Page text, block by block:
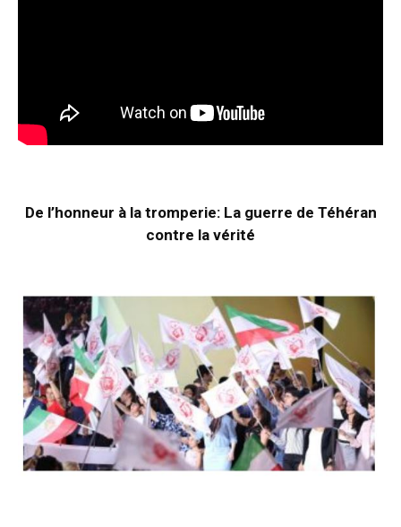
De l’honneur à la tromperie: La guerre de Téhéran
contre la vérité